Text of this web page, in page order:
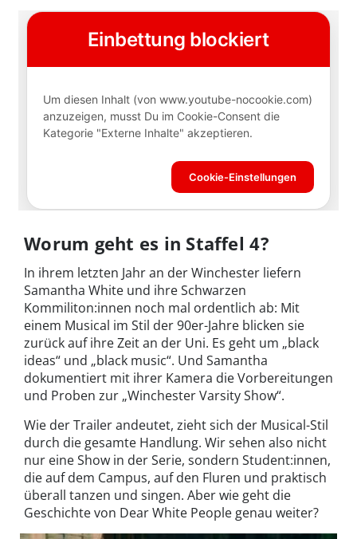
Worum geht es in Staffel 4?
In ihrem letzten Jahr an der Winchester liefern
Samantha White und ihre Schwarzen
Kommiliton:innen noch mal ordentlich ab: Mit
einem Musical im Stil der 90er-Jahre blicken sie
zurück auf ihre Zeit an der Uni. Es geht um „black
ideas“ und „black music“. Und Samantha
dokumentiert mit ihrer Kamera die Vorbereitungen
und Proben zur „Winchester Varsity Show“.
Wie der Trailer andeutet, zieht sich der Musical-Stil
durch die gesamte Handlung. Wir sehen also nicht
nur eine Show in der Serie, sondern Student:innen,
die auf dem Campus, auf den Fluren und praktisch
überall tanzen und singen. Aber wie geht die
Geschichte von Dear White People genau weiter?